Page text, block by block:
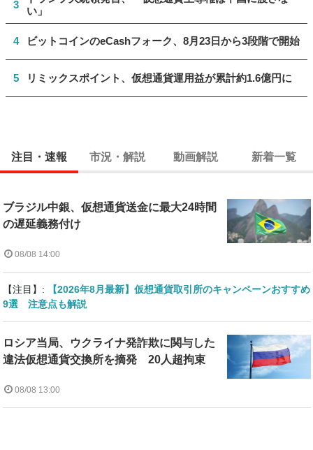
3
い」
4 ビットコインのeCashフォーク、8月23日から3段階で開始
5 リミックスポイント、仮想通貨運用益が累計約1.6億円に
注目・速報 市況・解説 動画解説 新着一覧
ブラジル中銀、仮想通貨送金に最大24時間
の遅延義務付け
08/08 14:00
【注目】:
【2026年8月最新】仮想通貨取引所のキャンペーンおすすめ
9選 注意点も解説
ロシア当局、ウクライナ発詐欺に関与した
違法仮想通貨交換所を摘発 20人超拘束
08/08 13:00